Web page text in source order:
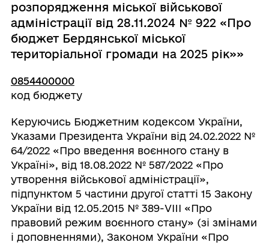
розпорядження міської військової
адміністрації від 28.11.2024 № 922 «Про
бюджет Бердянської міської
територіальної громади на 2025 рік»»
0854400000
код бюджету
Керуючись Бюджетним кодексом України,
Указами Президента України від 24.02.2022 №
64/2022 «Про введення воєнного стану в
Україні», від 18.08.2022 № 587/2022 «Про
утворення військової адміністрації»,
підпунктом 5 частини другої статті 15 Закону
України від 12.05.2015 № 389-VIII «Про
правовий режим воєнного стану» (зі змінами
і доповненнями), Законом України «Про